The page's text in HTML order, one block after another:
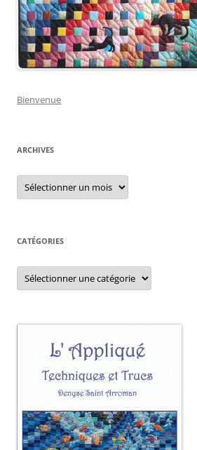
Bienvenue
ARCHIVES
Archives
CATÉGORIES
Catégories